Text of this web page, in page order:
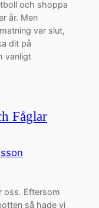
och shoppa
år. Men
var slut,
dit på
vanligt
Fåglar
oss. Eftersom
så hade vi